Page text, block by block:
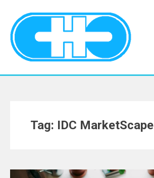
Tag: IDC MarketScape